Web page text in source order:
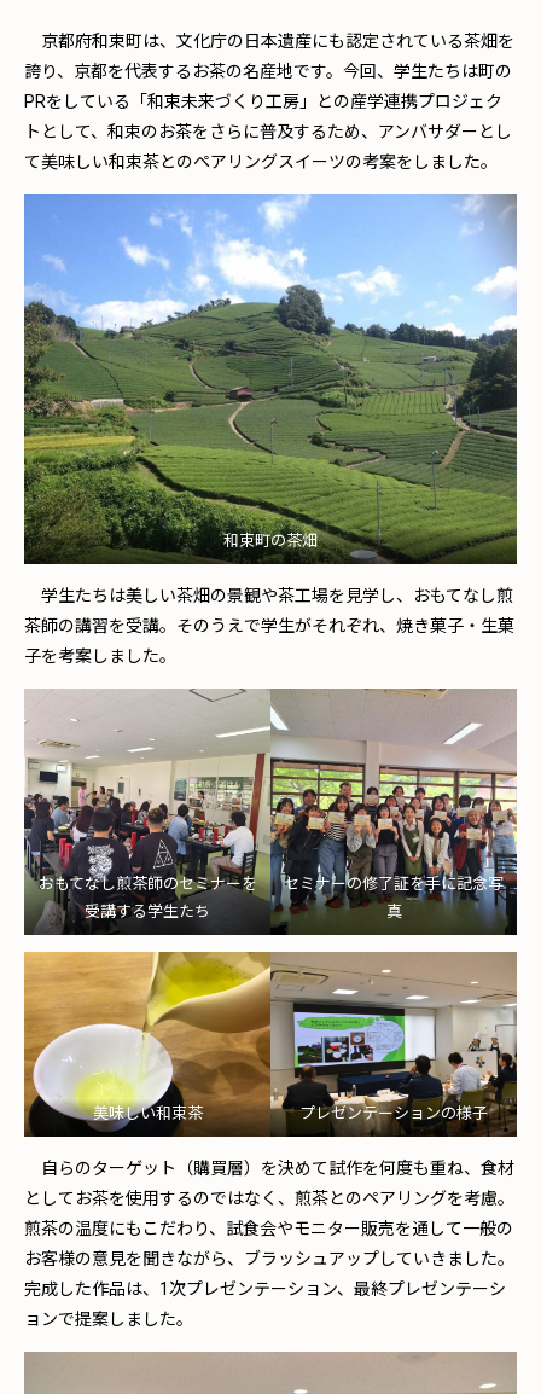
京都府和束町は、文化庁の日本遺産にも認定されている茶畑を
誇り、京都を代表するお茶の名産地です。今回、学生たちは町の
PRをしている「和束未来づくり工房」との産学連携プロジェク
トとして、和束のお茶をさらに普及するため、アンバサダーとし
て美味しい和束茶とのペアリングスイーツの考案をしました。
和束町の茶畑
学生たちは美しい茶畑の景観や茶工場を見学し、おもてなし煎
茶師の講習を受講。そのうえで学生がそれぞれ、焼き菓子・生菓
子を考案しました。
おもてなし煎茶師のセミナーを
受講する学生たち
セミナーの修了証を手に記念写
真
美味しい和束茶 プレゼンテーションの様子
自らのターゲット（購買層）を決めて試作を何度も重ね、食材
としてお茶を使用するのではなく、煎茶とのペアリングを考慮。
煎茶の温度にもこだわり、試食会やモニター販売を通して一般の
お客様の意見を聞きながら、ブラッシュアップしていきました。
完成した作品は、1次プレゼンテーション、最終プレゼンテーシ
ョンで提案しました。